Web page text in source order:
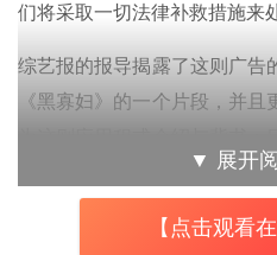
们将采取一切法律补救措施来
综艺报的报导揭露了这则广告
《黑寡妇》的一个片段，并
析影片揭露，包括可以轻易更
商业行为上，以技术面来说早
▼ 展开
【点击观看